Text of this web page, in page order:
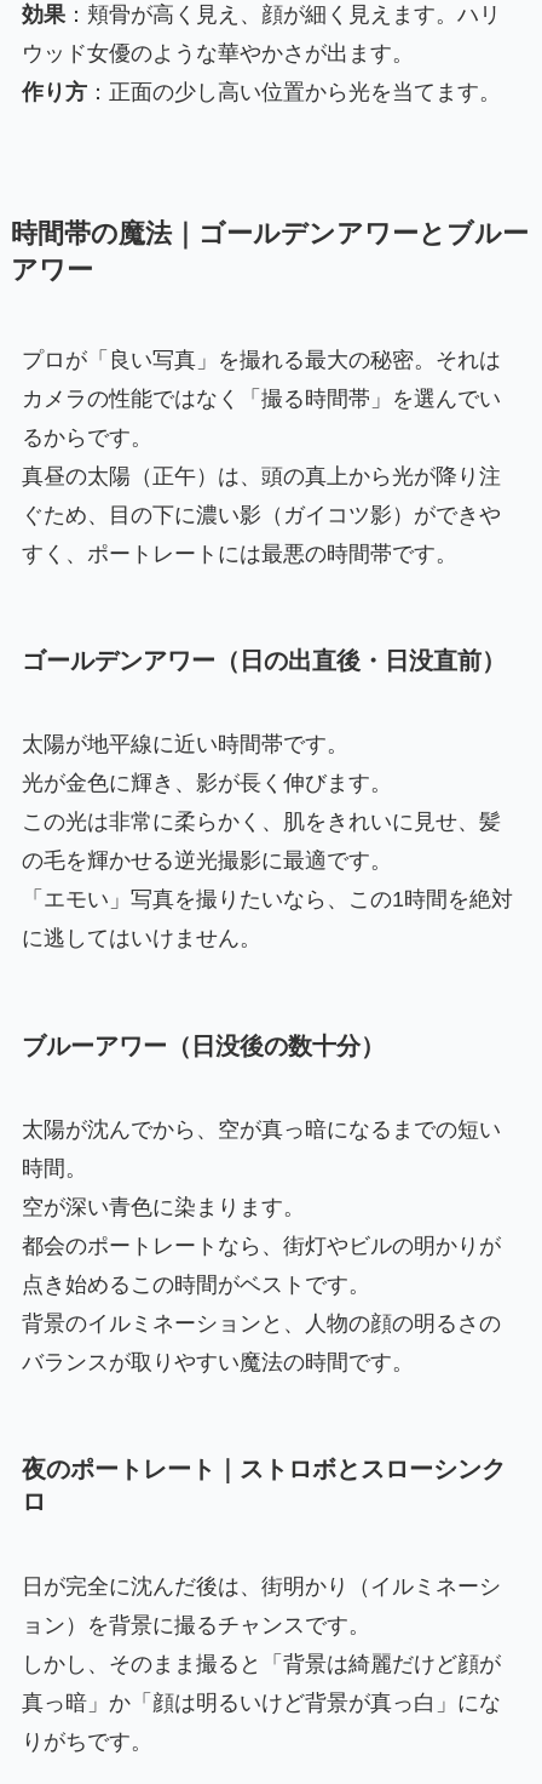
効果：頬骨が高く見え、顔が細く見えます。ハリ
ウッド女優のような華やかさが出ます。
作り方：正面の少し高い位置から光を当てます。
時間帯の魔法｜ゴールデンアワーとブルー
アワー
プロが「良い写真」を撮れる最大の秘密。それは
カメラの性能ではなく「撮る時間帯」を選んでい
るからです。
真昼の太陽（正午）は、頭の真上から光が降り注
ぐため、目の下に濃い影（ガイコツ影）ができや
すく、ポートレートには最悪の時間帯です。
ゴールデンアワー（日の出直後・日没直前）
太陽が地平線に近い時間帯です。
光が金色に輝き、影が長く伸びます。
この光は非常に柔らかく、肌をきれいに見せ、髪
の毛を輝かせる逆光撮影に最適です。
「エモい」写真を撮りたいなら、この1時間を絶対
に逃してはいけません。
ブルーアワー（日没後の数十分）
太陽が沈んでから、空が真っ暗になるまでの短い
時間。
空が深い青色に染まります。
都会のポートレートなら、街灯やビルの明かりが
点き始めるこの時間がベストです。
背景のイルミネーションと、人物の顔の明るさの
バランスが取りやすい魔法の時間です。
夜のポートレート｜ストロボとスローシンク
ロ
日が完全に沈んだ後は、街明かり（イルミネーシ
ョン）を背景に撮るチャンスです。
しかし、そのまま撮ると「背景は綺麗だけど顔が
真っ暗」か「顔は明るいけど背景が真っ白」にな
りがちです。